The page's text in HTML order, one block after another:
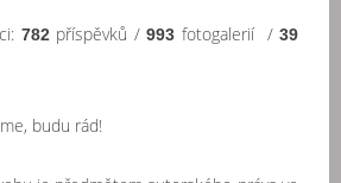
782 příspěvků / 993 fotogalerií / 39
budu rád!